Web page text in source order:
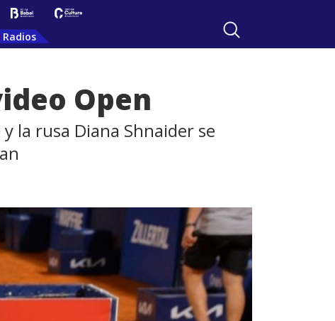
Radios
Open
la rusa Diana Shnaider se